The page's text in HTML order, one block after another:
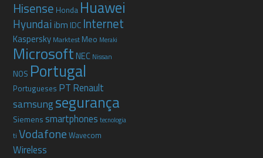
Hisense Honda Huawei
Hyundai ibm IDC Internet
Kaspersky Marktest Meo Meraki
MicrosoftNEC Nissan
NOS Portugal
Portugueses PT Renault
samsungsegurança
Siemenssmartphones tecnologia
ti Vodafone Wavecom
Wireless